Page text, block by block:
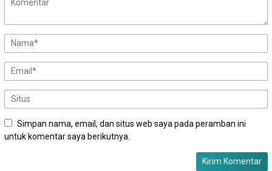
Simpan nama, email, dan situs web saya pada peramban ini
untuk komentar saya berikutnya.